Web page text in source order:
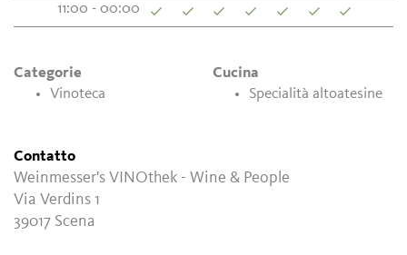
11:00 - 00:00
Categorie
Vinoteca
Cucina
Specialità altoatesine
Contatto
Weinmesser's VINOthek - Wine & People
Via Verdins 1
39017 Scena